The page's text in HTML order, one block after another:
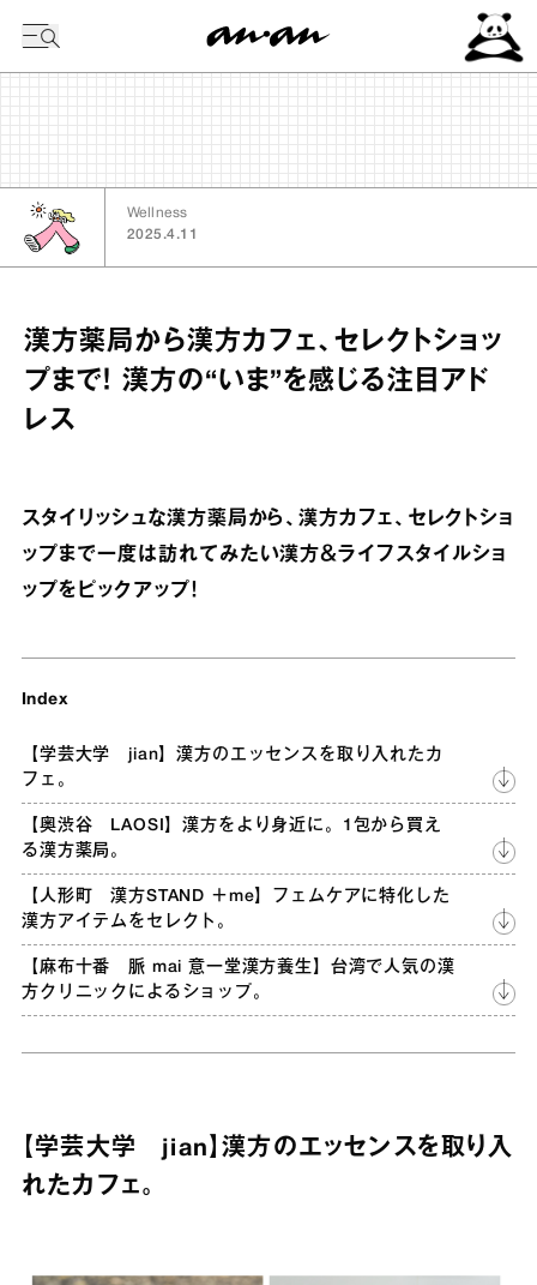
Wellness
2025.4.11
漢方薬局から漢方カフェ、セレクトショッ
プまで！ 漢方の“いま”を感じる注目アド
レス
スタイリッシュな漢方薬局から、漢方カフェ、セレクトショ
ップまで一度は訪れてみたい漢方＆ライフスタイルショ
ップをピックアップ！
Index
【学芸大学 jian】漢方のエッセンスを取り入れたカ
フェ。
【奥渋谷 LAOSI】漢方をより身近に。1包から買え
る漢方薬局。
【人形町 漢方STAND ＋me】フェムケアに特化した
漢方アイテムをセレクト。
【麻布十番 脈 mai 意一堂漢方養生】台湾で人気の漢
方クリニックによるショップ。
【学芸大学 jian】漢方のエッセンスを取り入
れたカフェ。